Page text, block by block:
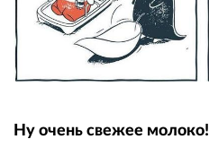
Ну очень свежее молоко!